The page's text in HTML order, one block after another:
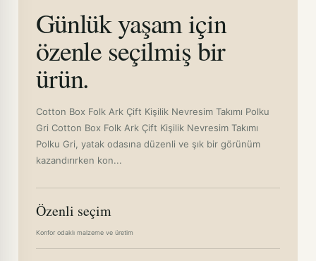
Günlük yaşam için
özenle seçilmiş bir
ürün.
Cotton Box Folk Ark Çift Kişilik Nevresim Takımı Polku
Gri Cotton Box Folk Ark Çift Kişilik Nevresim Takımı
Polku Gri, yatak odasına düzenli ve şık bir görünüm
kazandırırken kon...
Özenli seçim
Konfor odaklı malzeme ve üretim